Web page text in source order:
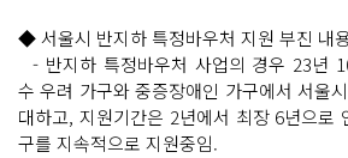
◆ 서울시 반지하 특정바우처 지원 부진 내
- 반지하 특정바우처 사업의 경우 23년
수 우려 가구와 중증장애인 가구에서 서울
대하고, 지원기간은 2년에서 최장 6년으로
구를 지속적으로 지원중임.